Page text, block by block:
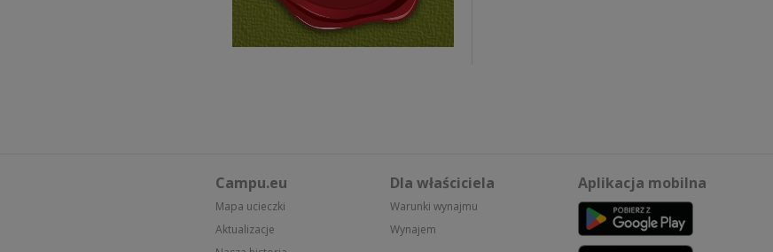
Campu.eu
Mapa ucieczki
Aktualizacje
Dla właściciela
Warunki wynajmu
Wynajem
Aplikacja mobilna